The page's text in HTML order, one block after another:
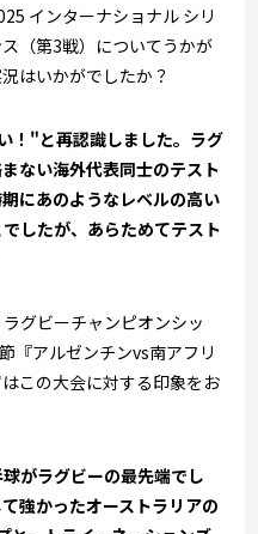
インターナショナル シリ
（第3戦）についてうかが
はいかがでしたか？
！"と再認識しました。ラグ
ない海外代表同士のテスト
にあのようなレベルの高い
したが、あらためてテスト
グビーチャンピオンシッ
『アルゼンチンvs南アフリ
この大会に対する印象をお
がラグビーの最先端でし
強かったオーストラリアの